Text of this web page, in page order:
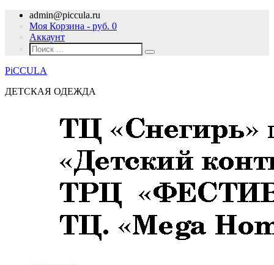
admin@piccula.ru
Моя Корзина - руб. 0
Аккаунт
PiCCULA
ДЕТСКАЯ ОДЕЖДА